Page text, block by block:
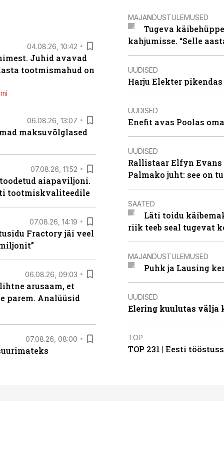
04.08.26, 10:42
Juhid avavad
tootmismahud on
06.08.26, 13:07
maksuvõlglased
07.08.26, 11:52
aiapaviljoni.
tootmiskvaliteedile
07.08.26, 14:19
Fractory jäi veel
06.08.26, 09:03
arusaam, et
parem. Analüüsid
07.08.26, 08:00
MAJANDUSTULEMUSED
Tugeva
kahjumisse. “Selle
UUDISED
Harju Elekter
UUDISED
Enefit avas Poolas
UUDISED
Rallistaar Elfyn
Palmako juht: see on
SAATED
Läti toidu
riik teeb seal tugevat
MAJANDUSTULEMUSED
Puhk ja Lausing
UUDISED
Elering kuulutas
TOP
TOP 231 | Eesti